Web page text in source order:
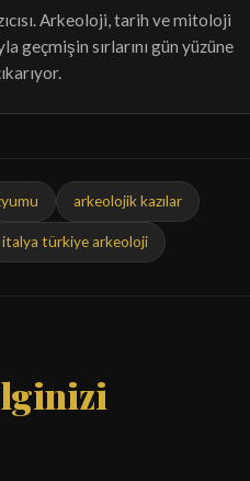
Arkeoloji, tarih ve mitoloji
geçmişin sırlarını gün yüzüne
arkeolojik kazılar
italya türkiye arkeoloji